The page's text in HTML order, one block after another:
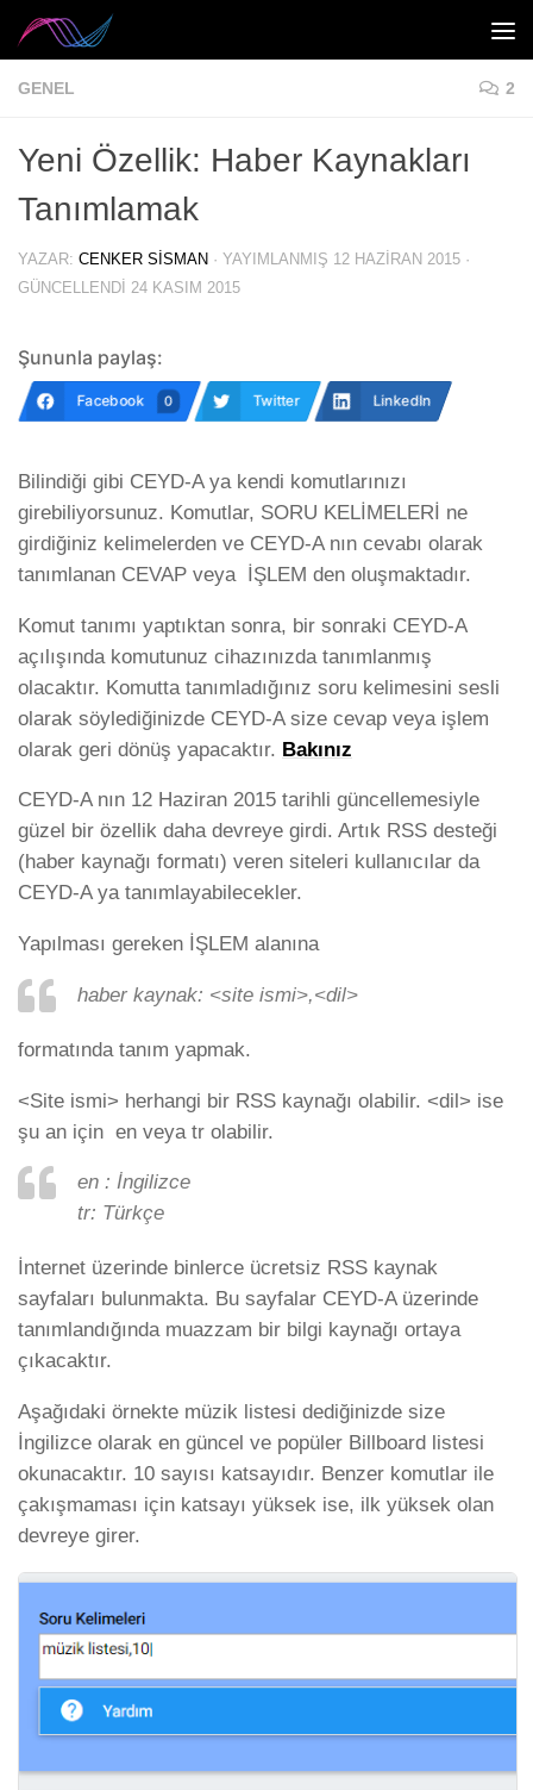
Skip to content
GENEL 2
Yeni Özellik: Haber Kaynakları
Tanımlamak
YAZAR: CENKER SISMAN · YAYIMLANMIŞ 12 HAZIRAN 2015 ·
GÜNCELLENDI 24 KASIM 2015
Şununla paylaş:
Facebook 0 Twitter LinkedIn
Bilindiği gibi CEYD-A ya kendi komutlarınızı
girebiliyorsunuz. Komutlar, SORU KELİMELERİ ne
girdiğiniz kelimelerden ve CEYD-A nın cevabı olarak
tanımlanan CEVAP veya İŞLEM den oluşmaktadır.
Komut tanımı yaptıktan sonra, bir sonraki CEYD-A
açılışında komutunuz cihazınızda tanımlanmış
olacaktır. Komutta tanımladığınız soru kelimesini sesli
olarak söylediğinizde CEYD-A size cevap veya işlem
olarak geri dönüş yapacaktır. Bakınız
CEYD-A nın 12 Haziran 2015 tarihli güncellemesiyle
güzel bir özellik daha devreye girdi. Artık RSS desteği
(haber kaynağı formatı) veren siteleri kullanıcılar da
CEYD-A ya tanımlayabilecekler.
Yapılması gereken İŞLEM alanına
haber kaynak: <site ismi>,<dil>
formatında tanım yapmak.
<Site ismi> herhangi bir RSS kaynağı olabilir. <dil> ise
şu an için en veya tr olabilir.
en : İngilizce
tr: Türkçe
İnternet üzerinde binlerce ücretsiz RSS kaynak
sayfaları bulunmakta. Bu sayfalar CEYD-A üzerinde
tanımlandığında muazzam bir bilgi kaynağı ortaya
çıkacaktır.
Aşağıdaki örnekte müzik listesi dediğinizde size
İngilizce olarak en güncel ve popüler Billboard listesi
okunacaktır. 10 sayısı katsayıdır. Benzer komutlar ile
çakışmaması için katsayı yüksek ise, ilk yüksek olan
devreye girer.